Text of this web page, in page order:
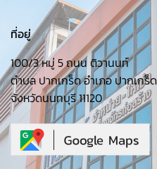
ที่อยู่
100/3 หมู่ 5 ถนน ติวานนท์
ตำบล ปากเกร็ด อำเภอ ปากเกร็ด
จังหวัดนนทบุรี 11120